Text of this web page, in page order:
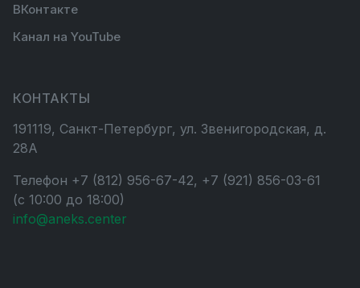
ВКонтакте
Канал на YouTube
КОНТАКТЫ
191119, Санкт-Петербург, ул. Звенигородская, д.
28А
Телефон +7 (812) 956-67-42, +7 (921) 856-03-61
(с 10:00 до 18:00)
info@aneks.center